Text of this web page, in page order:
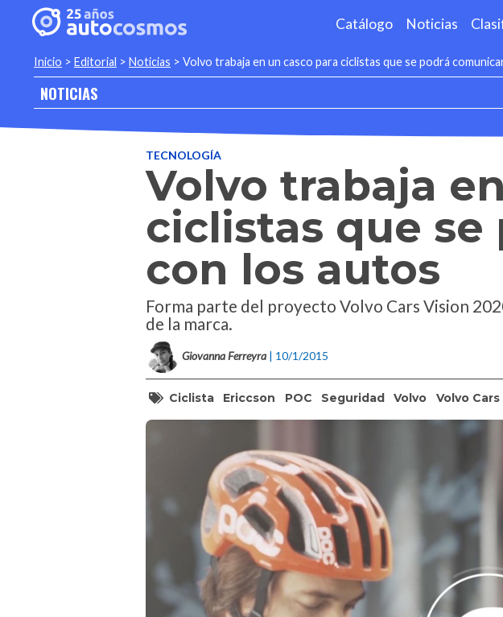
Catálogo Noticias
Inicio > Editorial > Noticias > Volvo trabaja en un casco para ciclistas que se podrá
NOTICIAS
TECNOLOGÍA
Volvo trabaja
ciclistas que
con los autos
Forma parte del proyecto Volvo Cars Vision
de la marca.
Giovanna Ferreyra | 10/1/2015
Ciclista Ericcson POC Seguridad Volvo Volvo